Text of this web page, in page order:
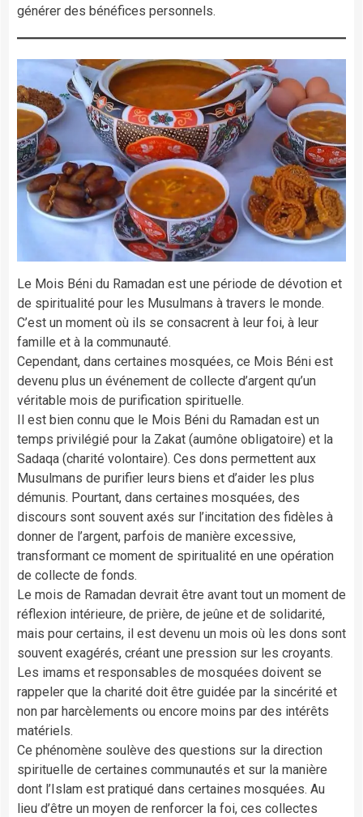
générer des bénéfices personnels.
Le Mois Béni du Ramadan est une période de dévotion et
de spiritualité pour les Musulmans à travers le monde.
C’est un moment où ils se consacrent à leur foi, à leur
famille et à la communauté.
Cependant, dans certaines mosquées, ce Mois Béni est
devenu plus un événement de collecte d’argent qu’un
véritable mois de purification spirituelle.
Il est bien connu que le Mois Béni du Ramadan est un
temps privilégié pour la Zakat (aumône obligatoire) et la
Sadaqa (charité volontaire). Ces dons permettent aux
Musulmans de purifier leurs biens et d’aider les plus
démunis. Pourtant, dans certaines mosquées, des
discours sont souvent axés sur l’incitation des fidèles à
donner de l’argent, parfois de manière excessive,
transformant ce moment de spiritualité en une opération
de collecte de fonds.
Le mois de Ramadan devrait être avant tout un moment de
réflexion intérieure, de prière, de jeûne et de solidarité,
mais pour certains, il est devenu un mois où les dons sont
souvent exagérés, créant une pression sur les croyants.
Les imams et responsables de mosquées doivent se
rappeler que la charité doit être guidée par la sincérité et
non par harcèlements ou encore moins par des intérêts
matériels.
Ce phénomène soulève des questions sur la direction
spirituelle de certaines communautés et sur la manière
dont l’Islam est pratiqué dans certaines mosquées. Au
lieu d’être un moyen de renforcer la foi, ces collectes